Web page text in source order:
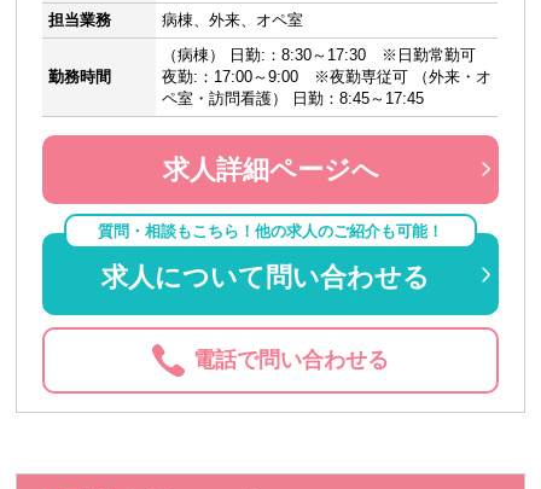
担当業務
病棟、外来、オペ室
勤務時間
（病棟） 日勤:：8:30～17:30 ※日勤常勤可
夜勤:：17:00～9:00 ※夜勤専従可 （外来・オ
ペ室・訪問看護） 日勤：8:45～17:45
求人詳細ページへ
質問・相談もこちら！他の求人のご紹介も可能！
求人について問い合わせる
電話で問い合わせる